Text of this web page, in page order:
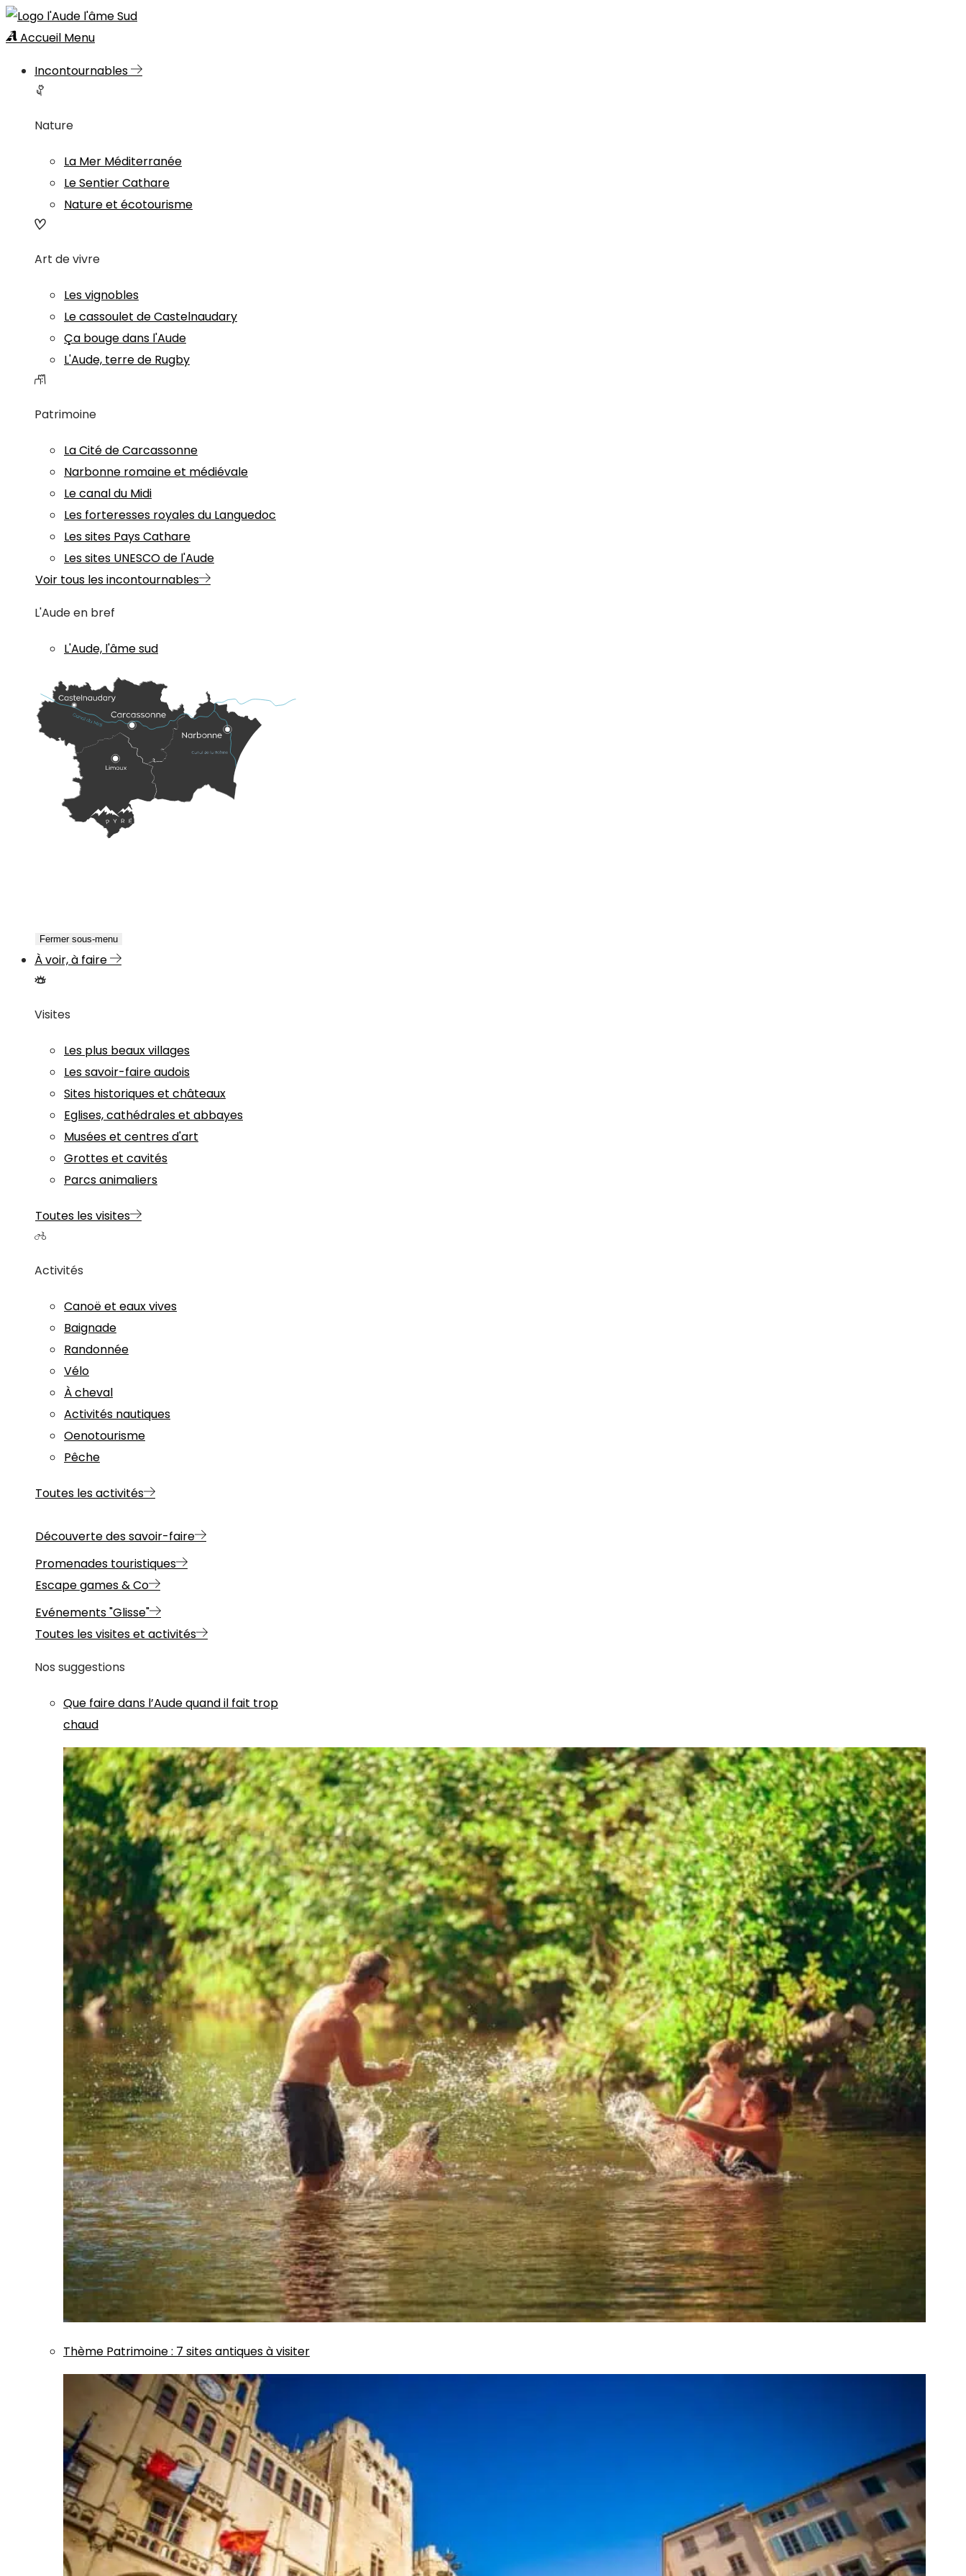
Accueil Menu
Incontournables
Nature
La Mer Méditerranée
Le Sentier Cathare
Nature et écotourisme
Art de vivre
Les vignobles
Le cassoulet de Castelnaudary
Ça bouge dans l'Aude
L'Aude, terre de Rugby
Patrimoine
La Cité de Carcassonne
Narbonne romaine et médiévale
Le canal du Midi
Les forteresses royales du Languedoc
Les sites Pays Cathare
Les sites UNESCO de l'Aude
Voir tous les incontournables
L'Aude en bref
L'Aude, l'âme sud
Fermer sous-menu
À voir, à faire
Visites
Les plus beaux villages
Les savoir-faire audois
Sites historiques et châteaux
Eglises, cathédrales et abbayes
Musées et centres d'art
Grottes et cavités
Parcs animaliers
Toutes les visites
Activités
Canoë et eaux vives
Baignade
Randonnée
Vélo
À cheval
Activités nautiques
Oenotourisme
Pêche
Toutes les activités
Découverte des savoir-faire
Promenades touristiques
Escape games & Co
Evénements "Glisse"
Toutes les visites et activités
Nos suggestions
Que faire dans l’Aude quand il fait trop
chaud
Thème Patrimoine: 7 sites antiques à visiter